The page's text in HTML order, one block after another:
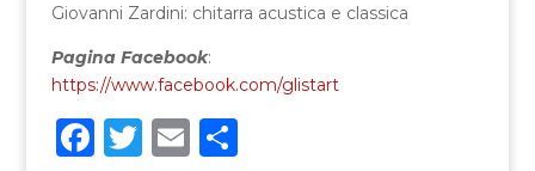
Giovanni Zardini: chitarra acustica e classica
Pagina Facebook:
https://www.facebook.com/glistart
F T E C